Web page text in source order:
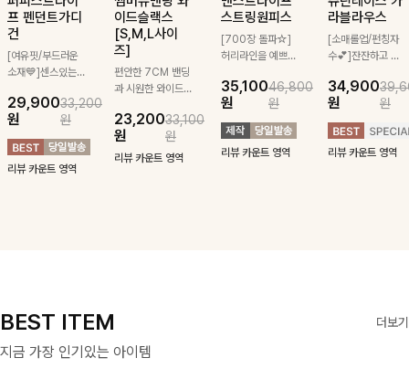
프 펜던트가디
건
[여유핏/부드러운
소재💙]센스있는
귀여운 퍼피 펜던
트로 포인트를 선
사하는 니트 가디
건을 소개할게요 :)
29,900
원
33,200
원
리뷰 카운트 영역
이드슬랙스
[S,M,L사이
즈]
편안한 7CM 밴딩
과 시원한 와이드
로 여름 잡아보자 !
23,200
원
33,100
원
리뷰 카운트 영역
스트링원피스
[700장 돌파☆]
허리라인을 예쁘게
깔끔한 스트라이프
패턴에 링클프리!
💙플레어지는 롱한
기장감까지 완벽한
데일리 원피스:B
35,100
원
46,800
원
리뷰 카운트 영역
라블라우스
[소매롤업/펀칭자
수💕]잔잔하고 고
테일이 사랑스러운
블라우스-페미닌
하면서 여리한 무
드로 즐겨지는
ITEM
34,900
원
원
리뷰 카운트 영역
BEST ITEM 더보기
지금 가장 인기있는 아이템